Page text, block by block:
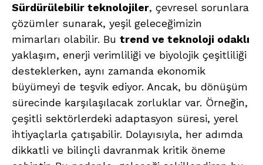
Sürdürülebilir teknolojiler, çevresel sorunlara
çözümler sunarak, yeşil geleceğimizin
mimarları olabilir. Bu trend ve teknoloji odaklı
yaklaşım, enerji verimliliği ve biyolojik çeşitliliği
desteklerken, aynı zamanda ekonomik
büyümeyi de teşvik ediyor. Ancak, bu dönüşüm
sürecinde karşılaşılacak zorluklar var. Örneğin,
çeşitli sektörlerdeki adaptasyon süresi, yerel
ihtiyaçlarla çatışabilir. Dolayısıyla, her adımda
dikkatli ve bilinçli davranmak kritik öneme